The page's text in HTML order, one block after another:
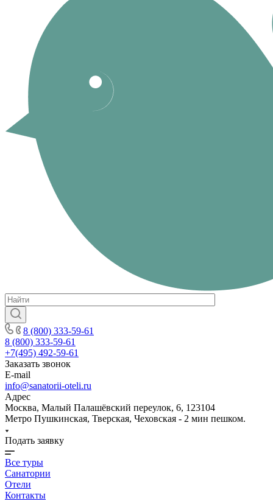
8 (800) 333-59-61
8 (800) 333-59-61
+7(495) 492-59-61
Заказать звонок
E-mail
info@sanatorii-oteli.ru
Адрес
Москва, Малый Палашёвский переулок, 6, 123104
Метро Пушкинская, Тверская, Чеховская - 2 мин пешком.
Подать заявку
Все туры
Санатории
Отели
Контакты